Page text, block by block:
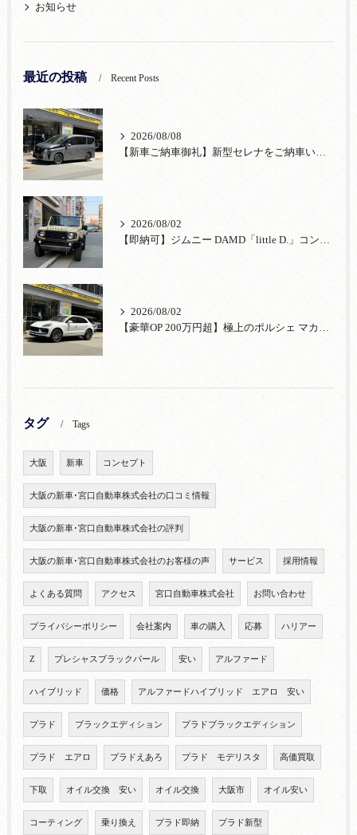
お知らせ
最近の投稿 Recent Posts
2026/08/08
【新車ご納車御礼】新型セレナをご納車いたしました！宮口自動車株式会社
2026/08/02
2026/08/02
タグ Tags
大阪 新車 コンセプト
大阪の新車･宮口自動車株式会社の口コミ情報
大阪の新車･宮口自動車株式会社の評判
大阪の新車･宮口自動車株式会社のお客様の声 サービス 採用情報
よくある質問 アクセス 宮口自動車株式会社 お問い合わせ
プライバシーポリシー 会社案内 車の購入 応募 ハリアー
Z プレシャスブラックパール 安い アルファード
ハイブリッド 価格 アルファードハイブリッド エアロ 安い
プラド ブラックエディション プラドブラックエディション
プラド エアロ プラドえあろ プラド モデリスタ 高価買取
下取 オイル交換 安い オイル交換 大阪市 オイル安い
コーティング 乗り換え プラド即納 プラド新型